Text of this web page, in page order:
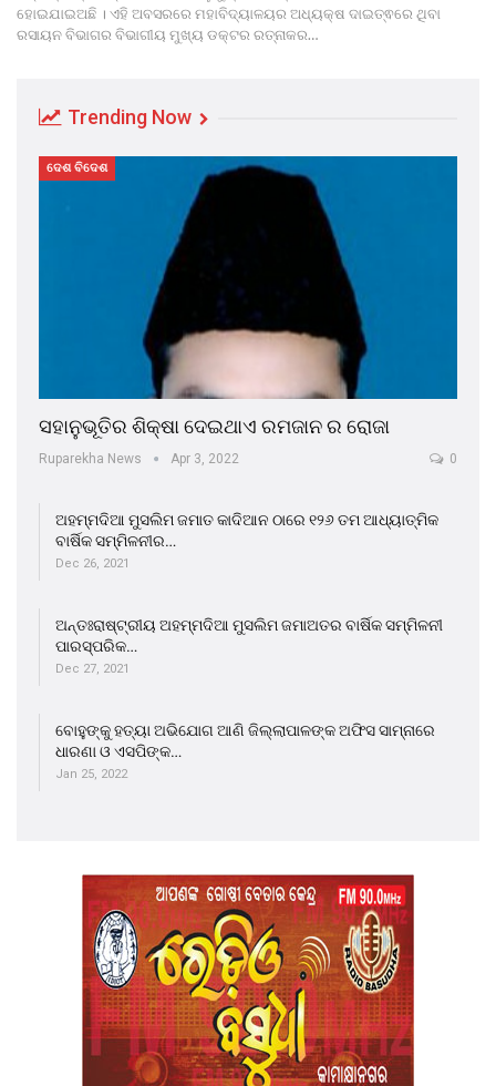
ହୋଇଯାଇଅଛି । ଏହି ଅବସରରେ ମହାବିଦ୍ୟାଳୟର ଅଧ୍ୟକ୍ଷ ଦାଇତ୍ଵରେ ଥିବା
ରସାୟନ ବିଭାଗର ବିଭାଗୀୟ ମୁଖ୍ୟ ଡକ୍ଟର ରତ୍ନାକର…
Trending Now
ଦେଶ ବିଦେଶ
ସହାନୁଭୂତିର ଶିକ୍ଷା ଦେଇଥାଏ ରମଜାନ ର ରୋଜା
Ruparekha News Apr 3, 2022 0
ଅହମ୍ମଦିଆ ମୁସଲିମ ଜମାତ କାଦିଆନ ଠାରେ ୧୨୬ ତମ ଆଧ୍ୟାତ୍ମିକ
ବାର୍ଷିକ ସମ୍ମିଳନୀର…
Dec 26, 2021
ଅନ୍ତଃରାଷ୍ଟ୍ରୀୟ ଅହମ୍ମଦିଆ ମୁସଲିମ ଜମାଅତର ବାର୍ଷିକ ସମ୍ମିଳନୀ
ପାରସ୍ପରିକ…
Dec 27, 2021
ବୋହୁଙ୍କୁ ହତ୍ୟା ଅଭିଯୋଗ ଆଣି ଜିଲ୍ଲାପାଳଙ୍କ ଅଫିସ ସାମ୍ନାରେ
ଧାରଣା ଓ ଏସପିଙ୍କ…
Jan 25, 2022